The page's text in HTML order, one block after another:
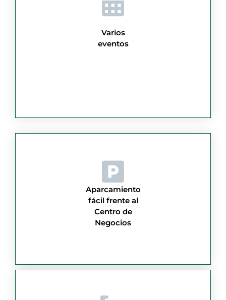
Varios
eventos
Aparcamiento
fácil frente al
Centro de
Negocios